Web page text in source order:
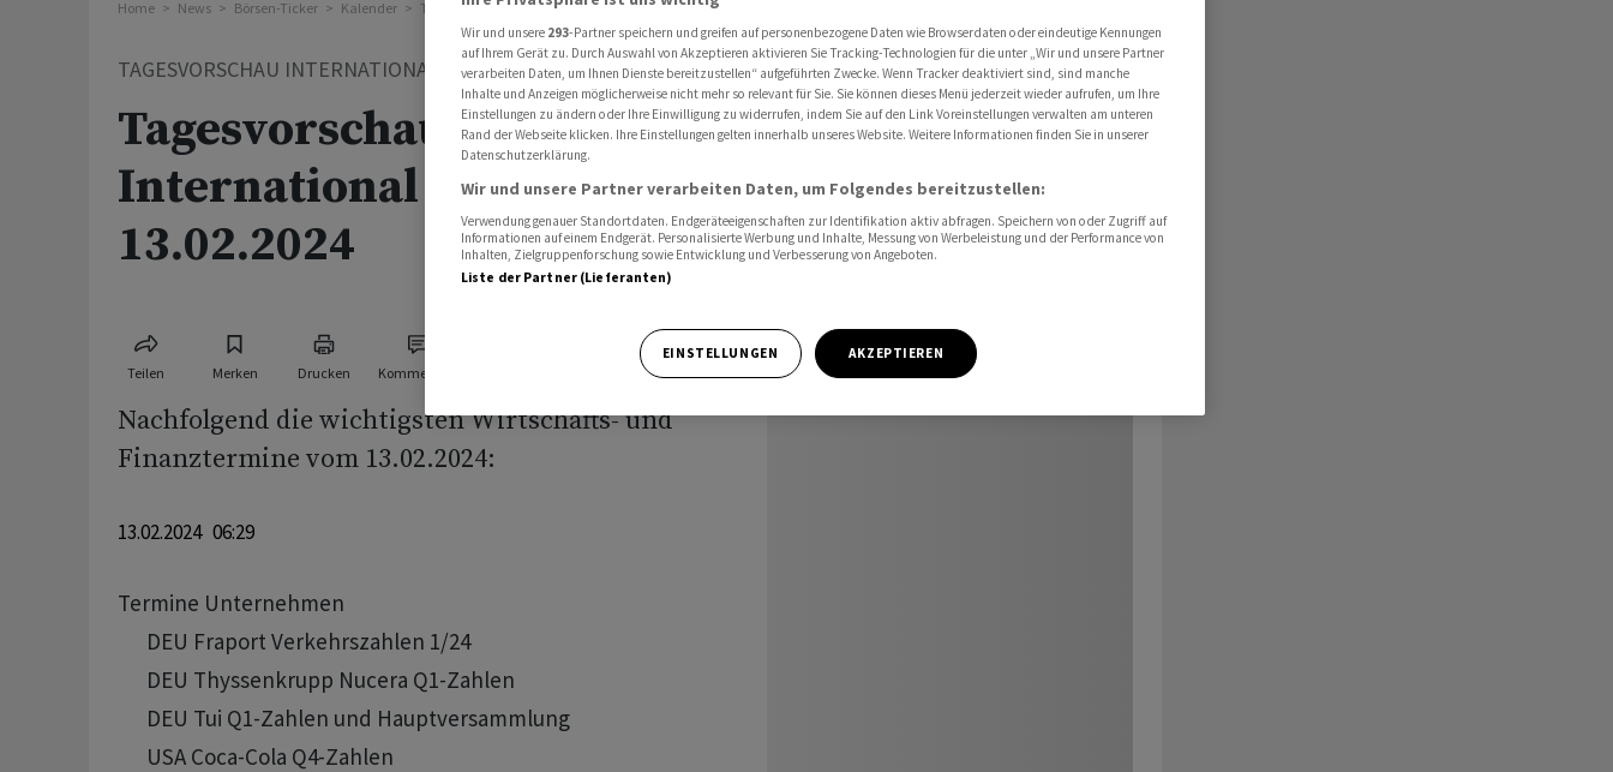
Home News Börsen-Ticker Kalender Tagesvorschau International Tagesvorschau International für den 13.02.2024
TAGESVORSCHAU INTERNATIONAL
Tagesvorschau
International für den
13.02.2024
Teilen Merken Drucken Kommentare
Nachfolgend die wichtigsten Wirtschafts- und
Finanztermine vom 13.02.2024:
13.02.2024 06:29
Termine Unternehmen
      DEU Fraport Verkehrszahlen 1/24
      DEU Thyssenkrupp Nucera Q1-Zahlen
      DEU Tui Q1-Zahlen und Hauptversammlung
      USA Coca-Cola Q4-Zahlen
Wir und unsere 293-Partner speichern und greifen auf personenbezogene Daten wie Browserdaten oder eindeutige Kennungen
auf Ihrem Gerät zu. Durch Auswahl von Akzeptieren aktivieren Sie Tracking-Technologien für die unter „Wir und unsere Partner
verarbeiten Daten, um Ihnen Dienste bereitzustellen“ aufgeführten Zwecke. Wenn Tracker deaktiviert sind, sind manche
Inhalte und Anzeigen möglicherweise nicht mehr so relevant für Sie. Sie können dieses Menü jederzeit wieder aufrufen, um Ihre
Einstellungen zu ändern oder Ihre Einwilligung zu widerrufen, indem Sie auf den Link Voreinstellungen verwalten am unteren
Rand der Webseite klicken. Ihre Einstellungen gelten innerhalb unseres Website. Weitere Informationen finden Sie in unserer
Datenschutzerklärung.
Wir und unsere Partner verarbeiten Daten, um Folgendes bereitzustellen:
Verwendung genauer Standortdaten. Endgeräteeigenschaften zur Identifikation aktiv abfragen. Speichern von oder Zugriff auf
Informationen auf einem Endgerät. Personalisierte Werbung und Inhalte, Messung von Werbeleistung und der Performance von
Inhalten, Zielgruppenforschung sowie Entwicklung und Verbesserung von Angeboten.
Liste der Partner (Lieferanten)
EINSTELLUNGEN AKZEPTIEREN